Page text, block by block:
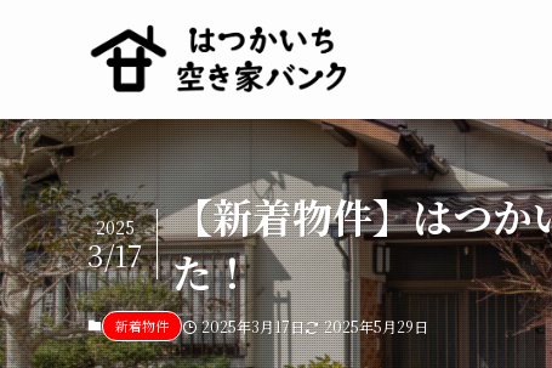
【新着物件】はつ
た！
2025
3/17
新着物件 2025年3月17日 2025年5月29日